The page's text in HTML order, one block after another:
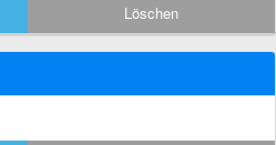
Löschen